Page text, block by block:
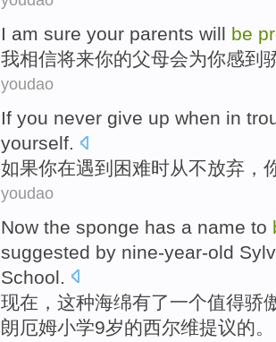
I am sure your parents will be
我相信将来你的父母会为你感到
youdao
If you never give up when in
yourself.
如果你在遇到困难时从不放弃，
youdao
Now the sponge has a name to
suggested by nine-year-old
School.
现在，这种海绵有了一个值得骄
朗厄姆小学9岁的西尔维提议的。